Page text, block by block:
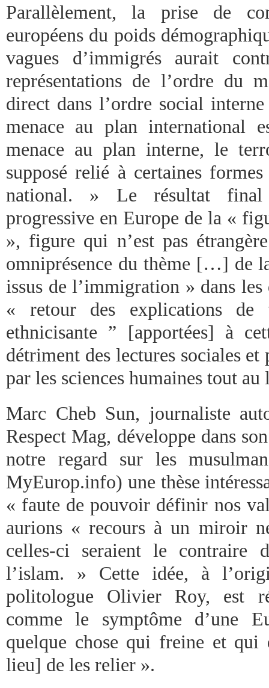
Parallèlement, la prise de
européens du poids
vagues d’immigrés aurait
représentations de l’ordre du
direct dans l’ordre social
menace au plan international
menace au plan interne, le
supposé relié à certaines
national. » Le résultat final
progressive en Europe de la «
», figure qui n’est pas
omniprésence du thème […] de
issus de l’immigration » dans
« retour des explications
ethnicisante ” [apportées] à
détriment des lectures sociales et
par les sciences humaines tout
Marc Cheb Sun, journaliste
Respect Mag, développe dans
notre regard sur les
MyEurop.info) une thèse
« faute de pouvoir définir nos
aurions « recours à un miroir
celles-ci seraient le contraire
l’islam. » Cette idée, à
politologue Olivier Roy, est
comme le symptôme d’une
quelque chose qui freine et qui
lieu] de les relier ».